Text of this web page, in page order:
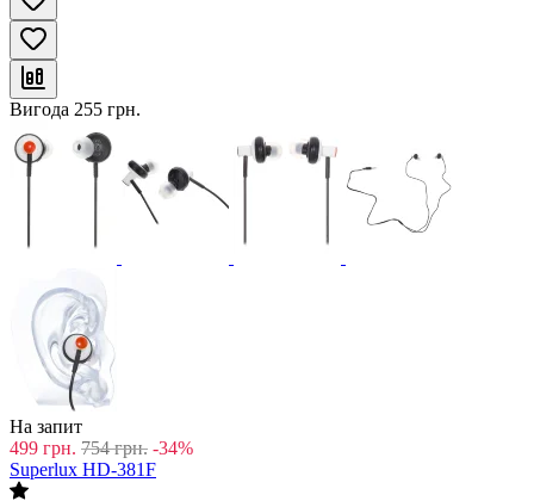
Вигода 255 грн.
На запит
499 грн. 754 грн. -34%
Superlux HD-381F